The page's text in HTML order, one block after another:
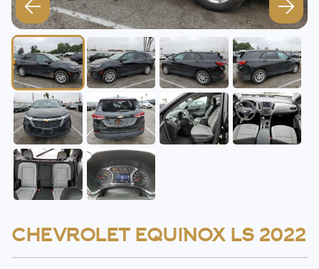
CHEVROLET EQUINOX LS 2022